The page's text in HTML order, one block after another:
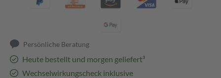
Persönliche Beratung
Heute bestellt und morgen geliefert³
Wechselwirkungscheck inklusive